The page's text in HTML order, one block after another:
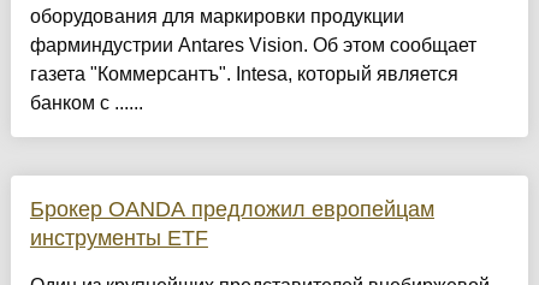
оборудования для маркировки продукции
фарминдустрии Antares Vision. Об этом сообщает
газета "Коммерсантъ". Intesa, который является
банком с ......
Брокер OANDA предложил европейцам
инструменты ETF